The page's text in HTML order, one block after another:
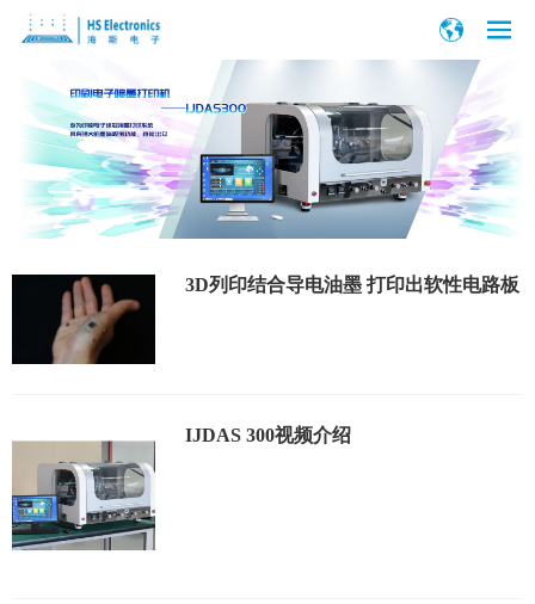
3D列印结合导电油墨 打印出软性电路板
IJDAS 300视频介绍